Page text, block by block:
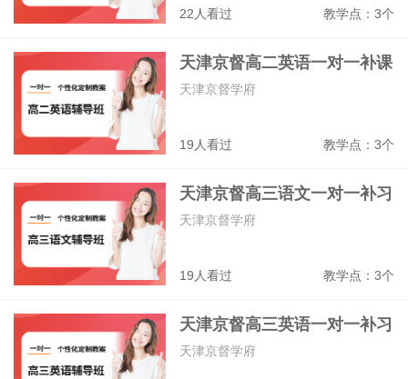
22人看过 教学点：3个
天津京督高二英语一对一补课
班
19人看过 教学点：3个
天津京督学府
天津京督高三语文一对一补习
班
19人看过 教学点：3个
天津京督学府
天津京督高三英语一对一补习
班
天津京督学府